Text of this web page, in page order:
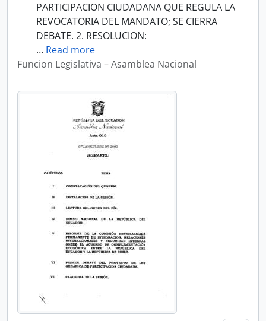
PARTICIPACION CIUDADANA QUE REGULA LA
REVOCATORIA DEL MANDATO; SE CIERRA
DEBATE. 2. RESOLUCION:
… Read more
Funcion Legislativa – Asamblea Nacional